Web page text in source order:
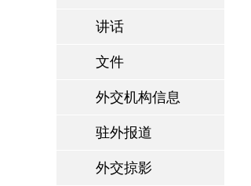
讲话
文件
外交机构信息
驻外报道
外交掠影